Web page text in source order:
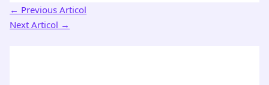
← Previous Articol
Next Articol →